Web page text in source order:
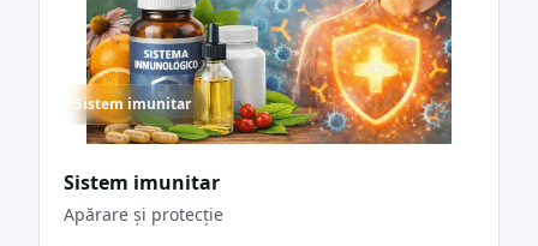
Sistem imunitar
Sistem imunitar
Apărare și protecție